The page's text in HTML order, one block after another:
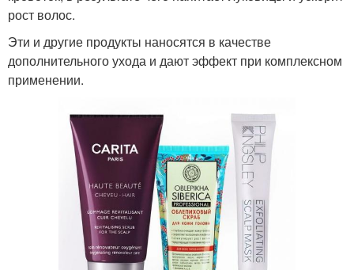
рост волос.
Эти и другие продукты наносятся в качестве
дополнительного ухода и дают эффект при комплексном
применении.